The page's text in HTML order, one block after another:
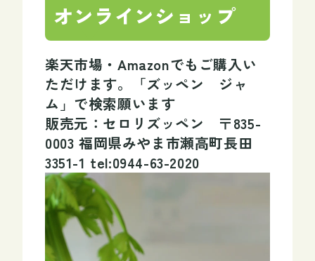
オンラインショップ
楽天市場・Amazonでもご購入い
ただけます。「ズッペン ジャ
ム」で検索願います
販売元：セロリズッペン 〒835-
0003 福岡県みやま市瀬高町長田
3351-1 tel:0944-63-2020